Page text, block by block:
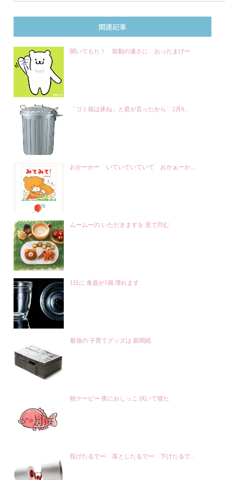
関連記事
聞いてもた！ 鼓動の速さに おったまげー
「ゴミ箱は床ね」と君が言ったから 2月6...
おかーかー いていていていて おかぁーか...
ムームーの いただきますを 見て凹む
1日に 食器が1個 壊れます
最強の 子育てグッズは 新聞紙
朝クーピー 夜におしっこ 拭いて寝た
投げたるでー 落としたるでー 下げたるで...